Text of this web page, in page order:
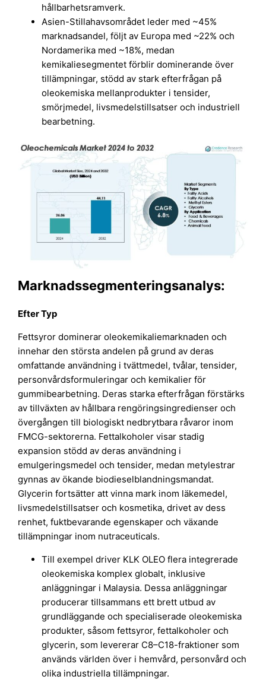
hållbarhetsramverk.
Asien-Stillahavsområdet leder med ~45%
marknadsandel, följt av Europa med ~22% och
Nordamerika med ~18%, medan
kemikaliesegmentet förblir dominerande över
tillämpningar, stödd av stark efterfrågan på
oleokemiska mellanprodukter i tensider,
smörjmedel, livsmedelstillsatser och industriell
bearbetning.
Marknadssegmenteringsanalys:
Efter Typ
Fettsyror dominerar oleokemikaliemarknaden och
innehar den största andelen på grund av deras
omfattande användning i tvättmedel, tvålar, tensider,
personvårdsformuleringar och kemikalier för
gummibearbetning. Deras starka efterfrågan förstärks
av tillväxten av hållbara rengöringsingredienser och
övergången till biologiskt nedbrytbara råvaror inom
FMCG-sektorerna. Fettalkoholer visar stadig
expansion stödd av deras användning i
emulgeringsmedel och tensider, medan metylestrar
gynnas av ökande biodieselblandningsmandat.
Glycerin fortsätter att vinna mark inom läkemedel,
livsmedelstillsatser och kosmetika, drivet av dess
renhet, fuktbevarande egenskaper och växande
tillämpningar inom nutraceuticals.
Till exempel driver KLK OLEO flera integrerade
oleokemiska komplex globalt, inklusive
anläggningar i Malaysia. Dessa anläggningar
producerar tillsammans ett brett utbud av
grundläggande och specialiserade oleokemiska
produkter, såsom fettsyror, fettalkoholer och
glycerin, som levererar C8–C18-fraktioner som
används världen över i hemvård, personvård och
olika industriella tillämpningar.